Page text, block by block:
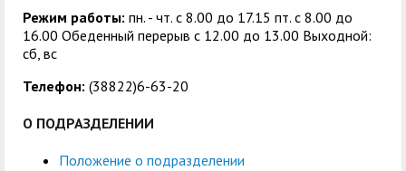
профсоюзная
организация высшей
школы
Сведения о доходах
как иностранного
(законных
представителей)
Образовательный
модуль «Обучение
предоставлении
Режим работы: пн. - чт. с 8.00 до 17.15 пт. c 8.00 до
16.00 Обеденный перерыв с 12.00 до 13.00 Выходной:
сб, вс
Телефон: (38822)6-63-20
О ПОДРАЗДЕЛЕНИИ
Положение о подразделении